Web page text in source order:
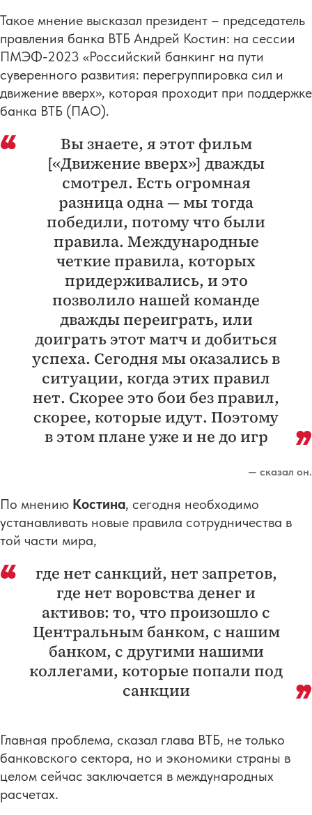
Такое мнение высказал президент – председатель
правления банка ВТБ Андрей Костин: на сессии
ПМЭФ-2023 «Российский банкинг на пути
суверенного развития: перегруппировка сил и
движение вверх», которая проходит при поддержке
банка ВТБ (ПАО).
Вы знаете, я этот фильм
[«Движение вверх»] дважды
смотрел. Есть огромная
разница одна — мы тогда
победили, потому что были
правила. Международные
четкие правила, которых
придерживались, и это
позволило нашей команде
дважды переиграть, или
доиграть этот матч и добиться
успеха. Сегодня мы оказались в
ситуации, когда этих правил
нет. Скорее это бои без правил,
скорее, которые идут. Поэтому
в этом плане уже и не до игр
— сказал он.
По мнению Костина, сегодня необходимо
устанавливать новые правила сотрудничества в
той части мира,
где нет санкций, нет запретов,
где нет воровства денег и
активов: то, что произошло с
Центральным банком, с нашим
банком, с другими нашими
коллегами, которые попали под
санкции
Главная проблема, сказал глава ВТБ, не только
банковского сектора, но и экономики страны в
целом сейчас заключается в международных
расчетах.